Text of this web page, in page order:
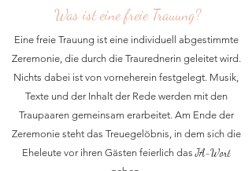
Was ist eine freie Trauung?
Eine freie Trauung ist eine individuell abgestimmte
Zeremonie, die durch die Traurednerin geleitet wird.
Nichts dabei ist von vorneherein festgelegt. Musik,
Texte und der Inhalt der Rede werden mit den
Traupaaren gemeinsam erarbeitet. Am Ende der
Zeremonie steht das Treuegelöbnis, in dem sich die
Eheleute vor ihren Gästen feierlich dasJA-Wort